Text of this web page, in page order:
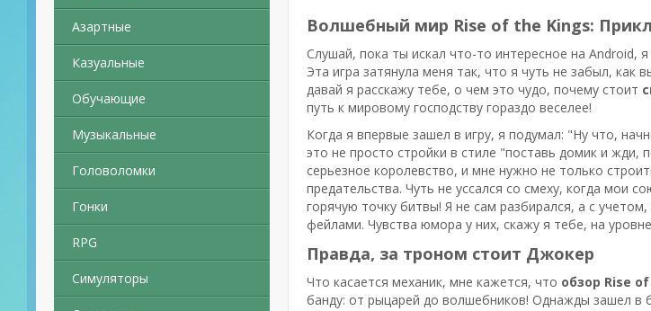
Азартные
Казуальные
Обучающие
Музыкальные
Головоломки
Гонки
RPG
Симуляторы
Волшебный мир Rise of the Kings:
Слушай, пока ты искал что-то интересное на Android,
Эта игра затянула меня так, что я чуть не забыл,
давай я расскажу тебе, о чем это чудо, почему стоит
путь к мировому господству гораздо веселее!
Когда я впервые зашел в игру, я подумал: "Ну что,
это не просто стройки в стиле "поставь домик и жди,
серьезное королевство, и мне нужно не только
предательства. Чуть не уссался со смеху, когда мои
горячую точку битвы! Я не сам разбирался, а с
фейлами. Чувства юмора у них, скажу я тебе, на
Правда, за троном стоит Джокер
Что касается механик, мне кажется, что обзор Rise
банду: от рыцарей до волшебников! Однажды зашел в